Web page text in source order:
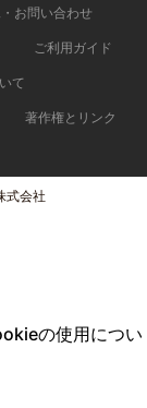
お問い合わせ
ご利用ガイド
て
著作権とリンク
式会社